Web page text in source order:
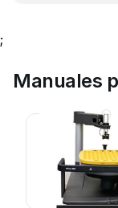
;
Manuales